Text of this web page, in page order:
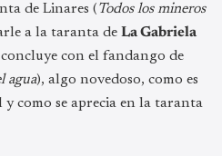
de Linares (Todos los mineros
a la taranta de La Gabriela
con el fandango de
agua), algo novedoso, como es
como se aprecia en la taranta